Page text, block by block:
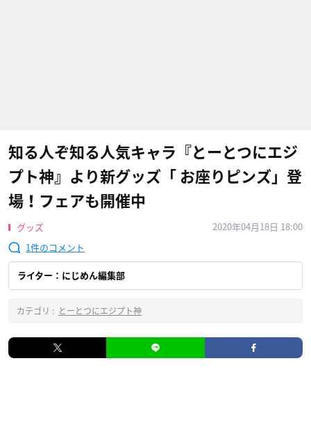
知る人ぞ知る人気キャラ『とーとつにエジ
プト神』より新グッズ「 お座りピンズ」登
場！フェアも開催中
グッズ
2020年04月18日 18:00
1
ライター：にじめん編集部
カテゴリ : とーとつにエジプト神